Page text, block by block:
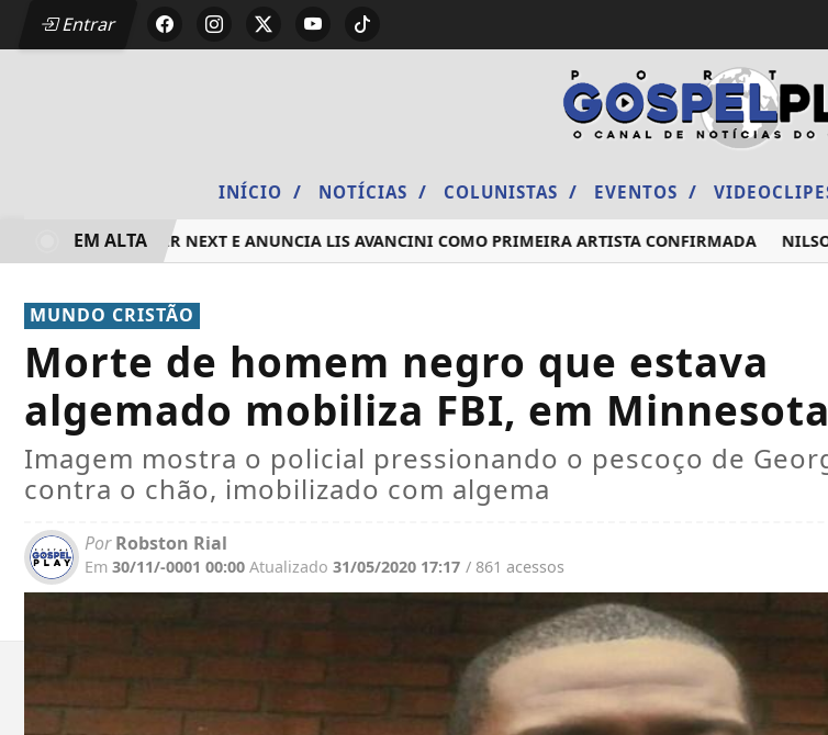
Entrar
INÍCIO / NOTÍCIAS / COLUNISTAS / EVENTOS /
2026 DO DEEZER NEXT E ANUNCIA LIS AVANCINI COMO PRIMEIRA ARTISTA CONFIRMADA NILSON
EM ALTA
MUNDO CRISTÃO
Morte de homem negro que estava
algemado mobiliza FBI, em Minnesota
Imagem mostra o policial pressionando o pescoço de
contra o chão, imobilizado com algema
PorRobston Rial
Em 30/11/-0001 00:00 Atualizado 31/05/2020 17:17 / 861 acessos